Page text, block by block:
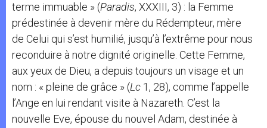
terme immuable » (Paradis, XXXIII, 3) : la Femme
prédestinée à devenir mère du Rédempteur, mère
de Celui qui s’est humilié, jusqu’à l’extrême pour nous
reconduire à notre dignité originelle. Cette Femme,
aux yeux de Dieu, a depuis toujours un visage et un
nom : « pleine de grâce » (Lc 1, 28), comme l’appelle
l’Ange en lui rendant visite à Nazareth. C’est la
nouvelle Eve, épouse du nouvel Adam, destinée à